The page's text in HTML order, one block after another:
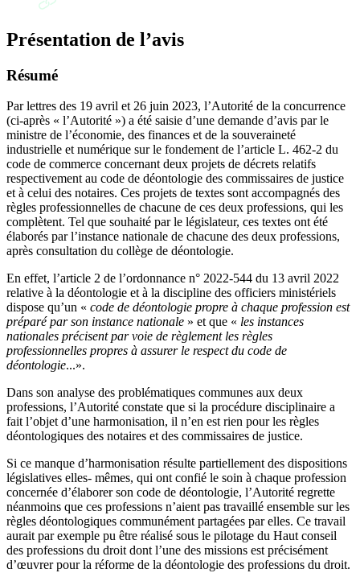
Présentation de l’avis
Résumé
Par lettres des 19 avril et 26 juin 2023, l’Autorité de la concurrence
(ci-après « l’Autorité ») a été saisie d’une demande d’avis par le
ministre de l’économie, des finances et de la souveraineté
industrielle et numérique sur le fondement de l’article L. 462-2 du
code de commerce concernant deux projets de décrets relatifs
respectivement au code de déontologie des commissaires de justice
et à celui des notaires. Ces projets de textes sont accompagnés des
règles professionnelles de chacune de ces deux professions, qui les
complètent. Tel que souhaité par le législateur, ces textes ont été
élaborés par l’instance nationale de chacune des deux professions,
après consultation du collège de déontologie.
En effet, l’article 2 de l’ordonnance n° 2022-544 du 13 avril 2022
relative à la déontologie et à la discipline des officiers ministériels
dispose qu’un « code de déontologie propre à chaque profession est
préparé par son instance nationale » et que « les instances
nationales précisent par voie de règlement les règles
professionnelles propres à assurer le respect du code de
déontologie...».
Dans son analyse des problématiques communes aux deux
professions, l’Autorité constate que si la procédure disciplinaire a
fait l’objet d’une harmonisation, il n’en est rien pour les règles
déontologiques des notaires et des commissaires de justice.
Si ce manque d’harmonisation résulte partiellement des dispositions
législatives elles- mêmes, qui ont confié le soin à chaque profession
concernée d’élaborer son code de déontologie, l’Autorité regrette
néanmoins que ces professions n’aient pas travaillé ensemble sur les
règles déontologiques communément partagées par elles. Ce travail
aurait par exemple pu être réalisé sous le pilotage du Haut conseil
des professions du droit dont l’une des missions est précisément
d’œuvrer pour la réforme de la déontologie des professions du droit.